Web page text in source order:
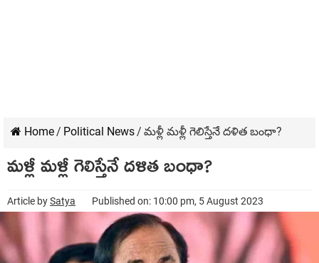
Home/ Political News/ మ‌ళ్లీ మ‌ళ్లీ గెలిస్తేనే ద‌ళిత బంధా?
మ‌ళ్లీ మ‌ళ్లీ గెలిస్తేనే ద‌ళిత బంధా?
Article bySatya Published on: 10:00 pm, 5 August 2023